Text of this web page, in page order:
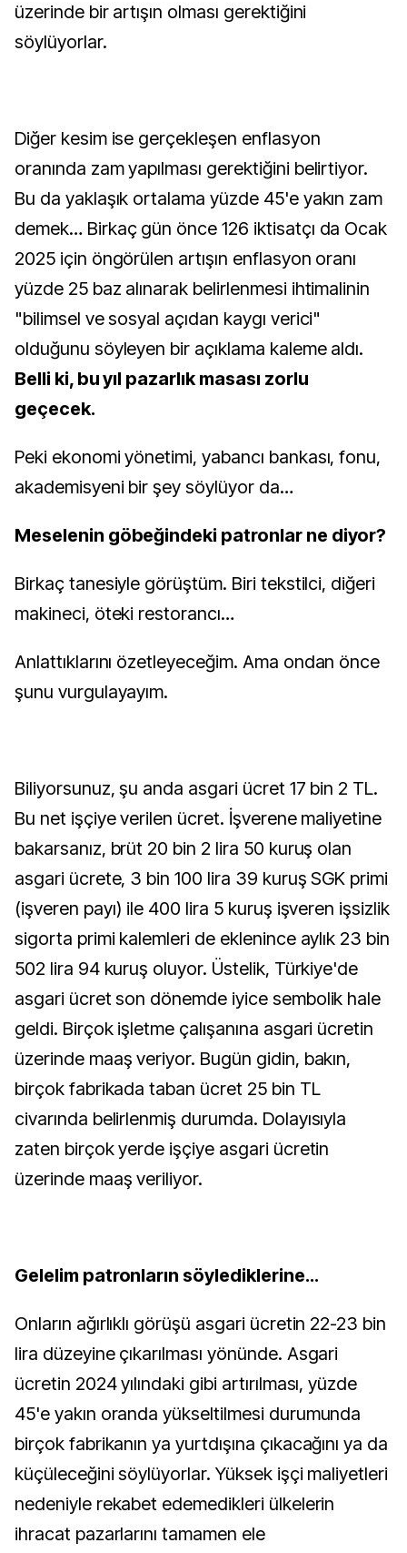
üzerinde bir artışın olması gerektiğini
söylüyorlar.
Diğer kesim ise gerçekleşen enflasyon
oranında zam yapılması gerektiğini belirtiyor.
Bu da yaklaşık ortalama yüzde 45'e yakın zam
demek… Birkaç gün önce 126 iktisatçı da Ocak
2025 için öngörülen artışın enflasyon oranı
yüzde 25 baz alınarak belirlenmesi ihtimalinin
"bilimsel ve sosyal açıdan kaygı verici"
olduğunu söyleyen bir açıklama kaleme aldı.
Belli ki, bu yıl pazarlık masası zorlu
geçecek.
Peki ekonomi yönetimi, yabancı bankası, fonu,
akademisyeni bir şey söylüyor da…
Meselenin göbeğindeki patronlar ne diyor?
Birkaç tanesiyle görüştüm. Biri tekstilci, diğeri
makineci, öteki restorancı…
Anlattıklarını özetleyeceğim. Ama ondan önce
şunu vurgulayayım.
Biliyorsunuz, şu anda asgari ücret 17 bin 2 TL.
Bu net işçiye verilen ücret. İşverene maliyetine
bakarsanız, brüt 20 bin 2 lira 50 kuruş olan
asgari ücrete, 3 bin 100 lira 39 kuruş SGK primi
(işveren payı) ile 400 lira 5 kuruş işveren işsizlik
sigorta primi kalemleri de eklenince aylık 23 bin
502 lira 94 kuruş oluyor. Üstelik, Türkiye'de
asgari ücret son dönemde iyice sembolik hale
geldi. Birçok işletme çalışanına asgari ücretin
üzerinde maaş veriyor. Bugün gidin, bakın,
birçok fabrikada taban ücret 25 bin TL
civarında belirlenmiş durumda. Dolayısıyla
zaten birçok yerde işçiye asgari ücretin
üzerinde maaş veriliyor.
Gelelim patronların söylediklerine…
Onların ağırlıklı görüşü asgari ücretin 22-23 bin
lira düzeyine çıkarılması yönünde. Asgari
ücretin 2024 yılındaki gibi artırılması, yüzde
45'e yakın oranda yükseltilmesi durumunda
birçok fabrikanın ya yurtdışına çıkacağını ya da
küçüleceğini söylüyorlar. Yüksek işçi maliyetleri
nedeniyle rekabet edemedikleri ülkelerin
ihracat pazarlarını tamamen ele